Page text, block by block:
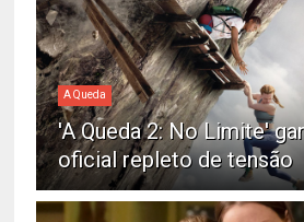
A Queda
'A Queda 2: No Limite'
oficial repleto de tensão